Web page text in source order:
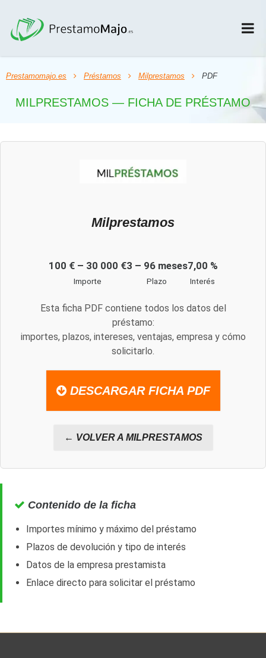
Prestamomajo.es Préstamos Milprestamos PDF
MILPRESTAMOS — FICHA DE PRÉSTAMO
Milprestamos
100 € – 30 000 €
Importe
3 – 96 meses
Plazo
7,00 %
Interés
Esta ficha PDF contiene todos los datos del
préstamo:
importes, plazos, intereses, ventajas, empresa y cómo
solicitarlo.
DESCARGAR FICHA PDF
← VOLVER A MILPRESTAMOS
Contenido de la ficha
Importes mínimo y máximo del préstamo
Plazos de devolución y tipo de interés
Datos de la empresa prestamista
Enlace directo para solicitar el préstamo